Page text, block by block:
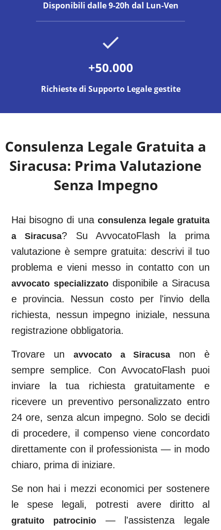
Disponibili dalle 9-20h dal Lun-Ven
+50.000
Richieste di Supporto Legale gestite
Consulenza Legale Gratuita a
Siracusa: Prima Valutazione
Senza Impegno
Hai bisogno di una consulenza legale gratuita
a Siracusa? Su AvvocatoFlash la prima
valutazione è sempre gratuita: descrivi il tuo
problema e vieni messo in contatto con un
avvocato specializzato disponibile a Siracusa
e provincia. Nessun costo per l'invio della
richiesta, nessun impegno iniziale, nessuna
registrazione obbligatoria.
Trovare un avvocato aSiracusa non è
sempre semplice. Con AvvocatoFlash puoi
inviare la tua richiesta gratuitamente e
ricevere un preventivo personalizzato entro
24 ore, senza alcun impegno. Solo se decidi
di procedere, il compenso viene concordato
direttamente con il professionista — in modo
chiaro, prima di iniziare.
Se non hai i mezzi economici per sostenere
le spese legali, potresti avere diritto al
gratuito patrocinio— l'assistenza legale